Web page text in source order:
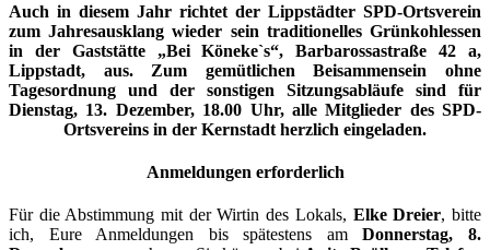
Auch in diesem Jahr richtet der Lippstädter SPD-Ortsverein
zum Jahresausklang wieder sein traditionelles Grünkohlessen
in der Gaststätte „Bei Köneke`s“, Barbarossastraße 42 a,
Lippstadt, aus. Zum gemütlichen Beisammensein ohne
Tagesordnung und der sonstigen Sitzungsabläufe sind für
Dienstag, 13. Dezember, 18.00 Uhr, alle Mitglieder des SPD-
Ortsvereins in der Kernstadt herzlich eingeladen.
Anmeldungen erforderlich
Für die Abstimmung mit der Wirtin des Lokals, Elke Dreier, bitte
ich, Eure Anmeldungen bis spätestens amDonnerstag, 8.